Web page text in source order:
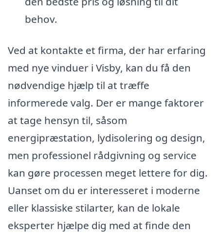
behov.
Ved at kontakte et firma, der har erfaring
med nye vinduer i Visby, kan du få den
nødvendige hjælp til at træffe
informerede valg. Der er mange faktorer
at tage hensyn til, såsom
energipræstation, lydisolering og design,
men professionel rådgivning og service
kan gøre processen meget lettere for dig.
Uanset om du er interesseret i moderne
eller klassiske stilarter, kan de lokale
eksperter hjælpe dig med at finde den